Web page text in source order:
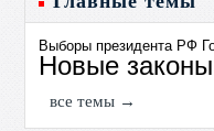
Выборы президента РФ
Новые законы
все темы →